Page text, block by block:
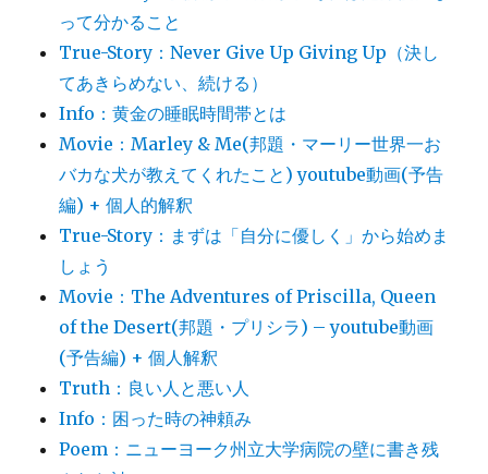
って分かること
True-Story：Never Give Up Giving Up（決し
てあきらめない、続ける）
Info：黄金の睡眠時間帯とは
Movie：Marley & Me(邦題・マーリー世界一お
バカな犬が教えてくれたこと) youtube動画(予告
編) + 個人的解釈
True-Story：まずは「自分に優しく」から始めま
しょう
Movie：The Adventures of Priscilla, Queen
of the Desert(邦題・プリシラ) – youtube動画
(予告編) + 個人解釈
Truth：良い人と悪い人
Info：困った時の神頼み
Poem：ニューヨーク州立大学病院の壁に書き残